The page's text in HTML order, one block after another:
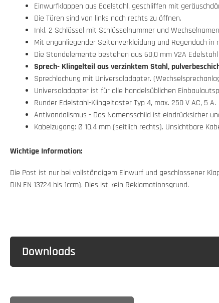
Einwurfklappen aus Edelstahl, geschliffen mit
Die Türen sind von links nach rechts zu öffnen.
Inkl. 2 Schlüssel mit Schlüsselnummer und
Mit enganliegender Seitenverkleidung und Regendach in
Die Standelemente bestehen aus 60,0 mm V2A
Sprech- Klingelteil aus verzinktem Stahl,
Sprechlochung mit Universaladapter.
Universaladapter ist für alle handelsüblichen
Runder Edelstahl-Klingeltaster Typ 4, max. 250 V AC, 5 A.
Antivandalismus - Das Namensschild ist eindrücksicher
Kabelzugang: Ø 10,4 mm (seitlich rechts). Unsichtbare
Wichtige Information:
Die Post ist nur bei vollständigem Einwurf und geschlossener
DIN EN 13724 bis 1ccm). Dies ist kein Reklamationsgrund.
Downloads